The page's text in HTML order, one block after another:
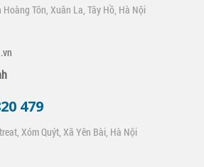
Tôn, Xuân La, Tây Hồ, Hà Nội
479
Xóm Quýt, Xã Yên Bài, Hà Nội